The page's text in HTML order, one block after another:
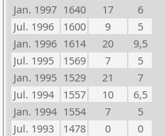
Jan. 1997 1640 17
6
Jul. 1996
1600 9
5
Jan. 1996 1614 20
9,5
Jul. 1995
1569 7
5
Jan. 1995 1529 21
7
Jul. 1994
1557 10
6,5
Jan. 1994 1554 7
5
Jul. 1993
1478 0
0